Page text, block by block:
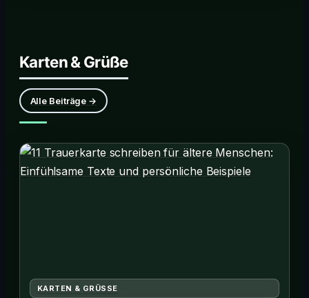
Karten & Grüße
Alle Beiträge →
KARTEN & GRÜSSE